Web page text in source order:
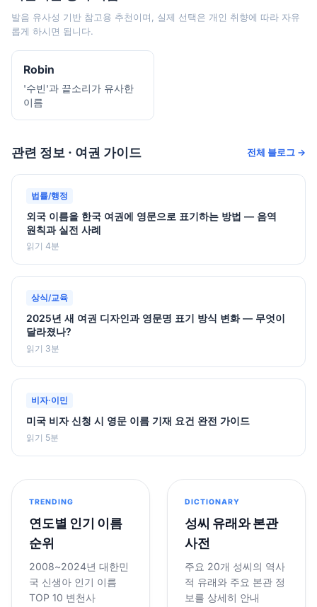
발음 유사성 기반 참고용 추천이며, 실제 선택은 개인 취향에 따라 자유
롭게 하시면 됩니다.
Robin
'수빈'과 끝소리가 유사한
이름
관련 정보 · 여권 가이드 전체 블로그 →
법률/행정
외국 이름을 한국 여권에 영문으로 표기하는 방법 — 음역
원칙과 실전 사례
읽기 4분
상식/교육
2025년 새 여권 디자인과 영문명 표기 방식 변화 — 무엇이
달라졌나?
읽기 3분
비자·이민
미국 비자 신청 시 영문 이름 기재 요건 완전 가이드
읽기 5분
TRENDING
연도별 인기 이름
순위
2008~2024년 대한민
국 신생아 인기 이름
TOP 10 변천사
DICTIONARY
성씨 유래와 본관
사전
주요 20개 성씨의 역사
적 유래와 주요 본관 정
보를 상세히 안내